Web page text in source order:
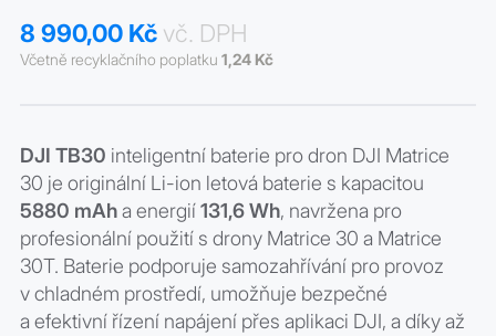
8 990,00 Kč vč. DPH
Včetně recyklačního poplatku 1,24 Kč
DJI TB30 inteligentní baterie pro dron DJI Matrice
30 je originální Li-ion letová baterie s kapacitou
5880 mAha energií131,6 Wh, navržena pro
profesionální použití s drony Matrice 30 a Matrice
30T. Baterie podporuje samozahřívání pro provoz
v chladném prostředí, umožňuje bezpečné
a efektivní řízení napájení přes aplikaci DJI, a díky až